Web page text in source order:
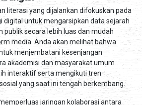
literasi yang dijalankan difokuskan pada
untuk mengarsipkan data sejarah
publik secara lebih luas dan mudah
media. Anda akan melihat bahwa
menjembatani kesenjangan
akademisi dan masyarakat umum
interaktif serta mengikuti tren
yang saat ini tengah berkembang.
jaringan kolaborasi antara